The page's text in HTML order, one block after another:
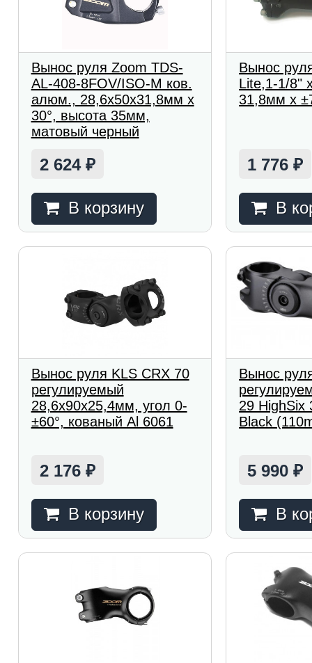
Вынос руля Zoom TDS-
AL-408-8FOV/ISO-M ков.
алюм., 28,6x50x31,8мм х
30°, высота 35мм,
матовый черный
2 624 ₽
В корзину
Вынос
Lite,1-1/8"
31,8мм х
1 776₽
В
Вынос руля KLS CRX 70
регулируемый
28,6х90х25,4мм, угол 0-
±60°, кованый Al 6061
2 176 ₽
В корзину
Вынос
29 HighSix
Black
5 990₽
В